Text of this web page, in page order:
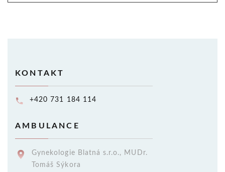
KONTAKT
+420 731 184 114
AMBULANCE
Gynekologie Blatná s.r.o., MUDr.
Tomáš Sýkora